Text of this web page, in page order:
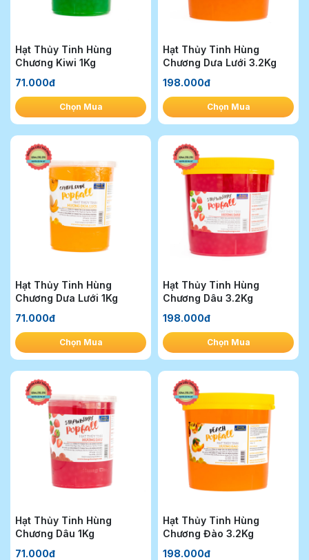
Hạt Thủy Tinh Hùng
Chương Kiwi 1Kg
71.000đ
Chọn Mua
Hạt Thủy Tinh Hùng
Chương Dưa Lưới 3.2Kg
198.000đ
Chọn Mua
Hạt Thủy Tinh Hùng
Chương Dưa Lưới 1Kg
71.000đ
Chọn Mua
Hạt Thủy Tinh Hùng
Chương Dâu 3.2Kg
198.000đ
Chọn Mua
Hạt Thủy Tinh Hùng
Chương Dâu 1Kg
71.000đ
Hạt Thủy Tinh Hùng
Chương Đào 3.2Kg
198.000đ